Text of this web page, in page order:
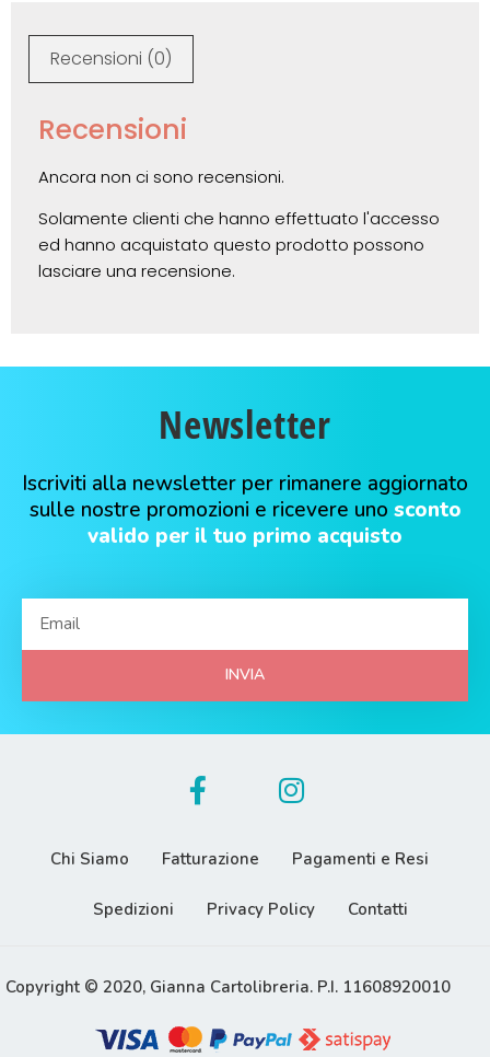
Recensioni (0)
Recensioni
Ancora non ci sono recensioni.
Solamente clienti che hanno effettuato l'accesso
ed hanno acquistato questo prodotto possono
lasciare una recensione.
Newsletter
Iscriviti alla newsletter per rimanere aggiornato
sulle nostre promozioni e ricevere uno sconto
valido per il tuo primo acquisto
INVIA
Chi Siamo Fatturazione Pagamenti e Resi
Spedizioni Privacy Policy Contatti
Copyright © 2020, Gianna Cartolibreria. P.I. 11608920010